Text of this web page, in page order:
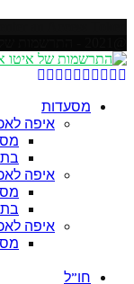
Facebook
Twitter
Instagram
Pinterest
Google
Linkedin
Youtube
Email
מסעדות
איפה
איפה
איפה
חו”ל